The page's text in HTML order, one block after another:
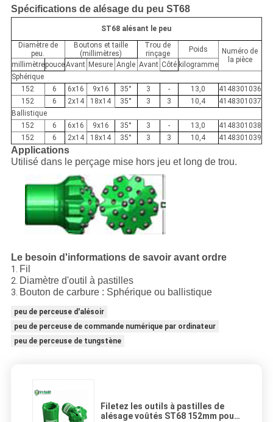
Spécifications de alésage du peu ST68
ST68 alésant le peu
Diamètre de
peu.
Boutons et taille
(millimètres)
Trou de
rinçage
Poids
Numéro de
la pièce
millimètrepouceAvant Mesure Angle Avant Côté kilogramme
Sphérique
152
6 6x16 9x16 35° 3 - 13,0
4148301036
152
6 2x14 18x14 35° 3 3 10,4
4148301037
Ballistique
152
6 6x16 9x16 35° 3 - 13,0
4148301038
152
6 2x14 18x14 35° 3 3 10,4 4148301039
Applications
Utilisé dans le perçage mise hors jeu et long de trou.
Le besoin d'informations de savoir avant ordre
1. Fil
2. Diamètre d'outil à pastilles
3. Bouton de carbure : Sphérique ou ballistique
peu de perceuse d'alésoir
peu de perceuse de commande numérique par ordinateur
peu de perceuse de tungstène
Filetez les outils à pastilles de
alésage voûtés ST68 152mm pour